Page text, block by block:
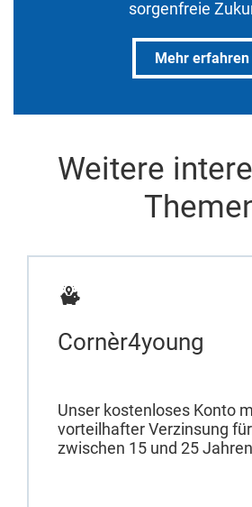
sorgenfreie
Mehr erfahren
Weitere
Cornèr4young
Unser kostenloses Konto
vorteilhafter Verzinsung
zwischen 15 und 25